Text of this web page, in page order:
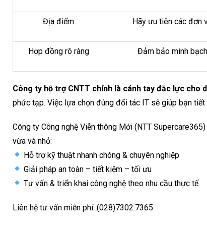
Địa điểm Hãy ưu tiên các đơn
Hợp đồng rõ ràng Đảm bảo minh
Công ty hỗ trợ CNTT chính là cánh tay đắc lực cho
phức tạp. Việc lựa chọn đúng đối tác IT sẽ giúp bạn
Công ty Công nghệ Viễn thông Mới (NTT
vừa và nhỏ:
Hỗ trợ kỹ thuật nhanh chóng & chuyên nghiệp
Giải pháp an toàn – tiết kiệm – tối ưu
Tư vấn & triển khai công nghệ theo nhu cầu thực tế
Liên hệ tư vấn miễn phí: (028)7302.7365